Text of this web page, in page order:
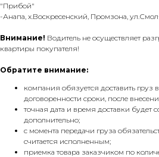
"Прибой"
-Анапа, х.Воскресенский, Промзона,
Внимание! Водитель не осуществляет
квартиры покупателя!
Обратите внимание:
компания обязуется доставить груз
договоренности сроки, после
точная дата и время доставки будет
дополнительно;
с момента передачи груза
считается исполненным;
приемка товара заказчиком по